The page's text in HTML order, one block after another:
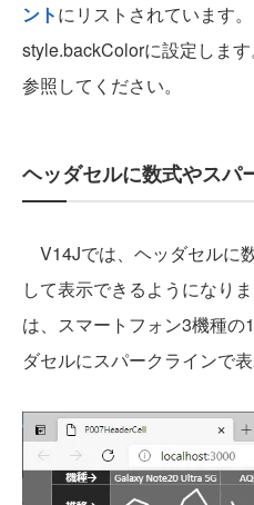
ントにリストされています
style.backColorに設定しま
参照してください。
ヘッダセルに数式やスパ
V14Jでは、ヘッダセルに
して表示できるようになり
は、スマートフォン3機種
ダセルにスパークラインで